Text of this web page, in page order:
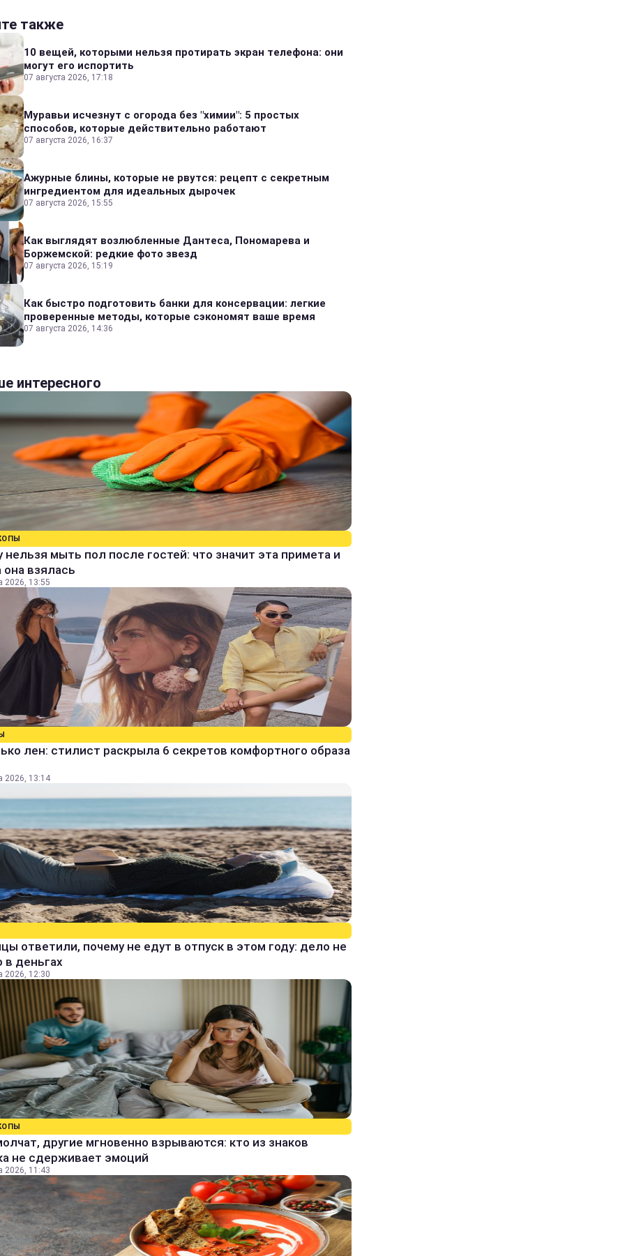
также
10 вещей, которыми нельзя протирать экран телефона: они
могут его испортить
07 августа 2026, 17:18
Муравьи исчезнут с огорода без "химии": 5 простых
способов, которые действительно работают
07 августа 2026, 16:37
Ажурные блины, которые не рвутся: рецепт с секретным
ингредиентом для идеальных дырочек
07 августа 2026, 15:55
Как выглядят возлюбленные Дантеса, Пономарева и
Боржемской: редкие фото звезд
07 августа 2026, 15:19
Как быстро подготовить банки для консервации: легкие
проверенные методы, которые сэкономят ваше время
07 августа 2026, 14:36
интересного
нельзя мыть пол после гостей: что значит эта примета и
она взялась
2026, 13:55
лен: стилист раскрыла 6 секретов комфортного образа
2026, 13:14
ответили, почему не едут в отпуск в этом году: дело не
в деньгах
2026, 12:30
другие мгновенно взрываются: кто из знаков
не сдерживает эмоций
2026, 11:43